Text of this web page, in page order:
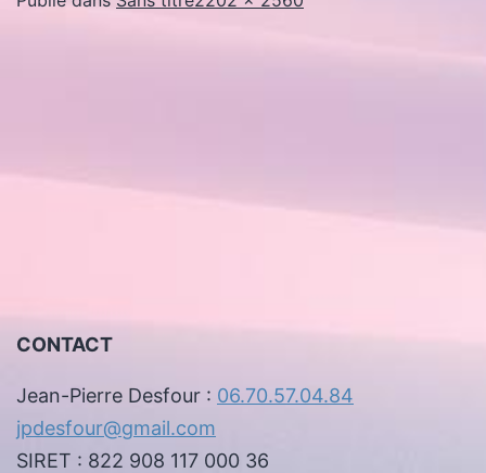
CONTACT
Jean-Pierre Desfour : 06.70.57.04.84
jpdesfour@gmail.com
SIRET : 822 908 117 000 36